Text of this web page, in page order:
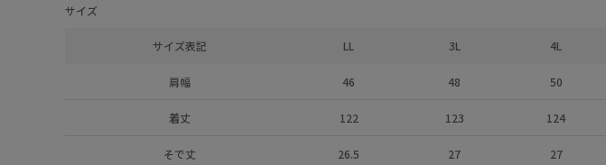
サイズ
サイズ表記 LL 3L 4L
肩幅 46 48 50
着丈 122 123 124
そで丈 26.5 27 27